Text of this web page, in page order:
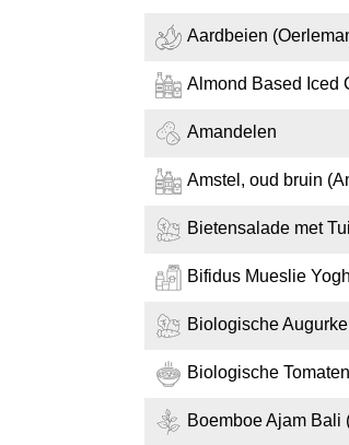
Aardbeien
Almond Based Iced
Amandelen
Amstel, oud bruin
Bietensalade met
Bifidus Mueslie
Biologische
Biologische
Boemboe Ajam Bali